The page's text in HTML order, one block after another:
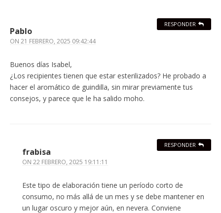
Pablo
ON 21 FEBRERO, 2025 09:42:44
Buenos días Isabel,
¿Los recipientes tienen que estar esterilizados? He probado a
hacer el aromático de guindilla, sin mirar previamente tus
consejos, y parece que le ha salido moho.
RESPONDER
frabisa
ON 22 FEBRERO, 2025 19:11:11
Este tipo de elaboración tiene un período corto de
consumo, no más allá de un mes y se debe mantener en
un lugar oscuro y mejor aún, en nevera. Conviene
RESPONDER